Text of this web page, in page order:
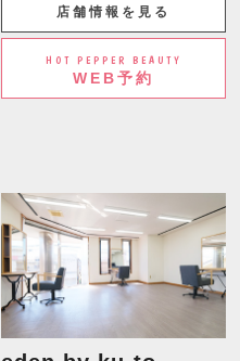
店舗情報を見る
HOT PEPPER BEAUTY
WEB予約